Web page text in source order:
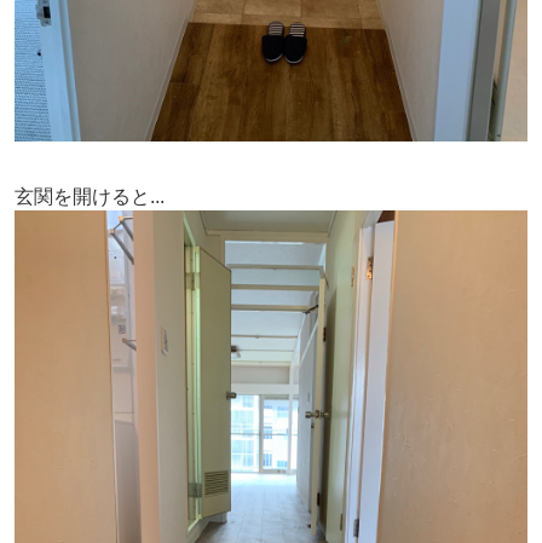
玄関を開けると...